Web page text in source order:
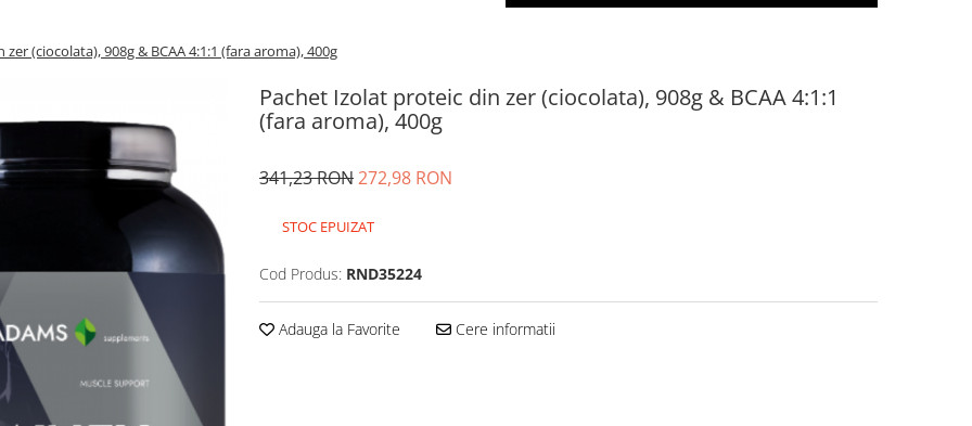
(ciocolata), 908g & BCAA 4:1:1 (fara aroma), 400g
Pachet Izolat proteic din zer (ciocolata), 908g & BCAA 4:1:1
(fara aroma), 400g
341,23 RON272,98 RON
STOC EPUIZAT
Cod Produs: RND35224
Adauga la Favorite Cere informatii